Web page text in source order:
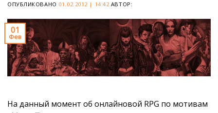
ОПУБЛИКОВАНО 01.02.2012 | 14:42АВТОР:
01
Фев
На данный момент об онлайновой RPG по мотивам